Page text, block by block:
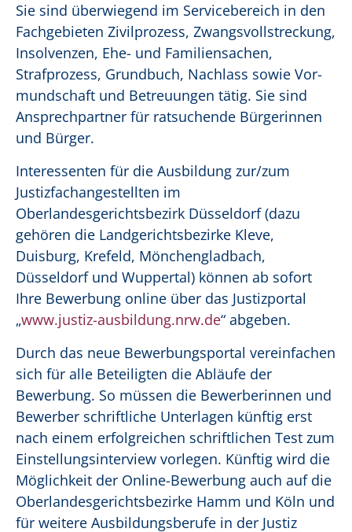
Sie sind überwiegend im Servicebereich in den
Fachgebieten Zivilprozess, Zwangsvollstreckung,
Insolvenzen, Ehe- und Familiensachen,
Strafprozess, Grundbuch, Nachlass sowie Vor­
mundschaft und Betreuungen tätig. Sie sind
Ansprechpartner für ratsu­chende Bürgerinnen
und Bürger.
Interessenten für die Ausbildung zur/zum
Justizfachangestellten im
Oberlandesgerichtsbezirk Düsseldorf (dazu
gehören die Landgerichts­bezirke Kleve,
Duisburg, Krefeld, Mönchengladbach,
Düsseldorf und Wuppertal) können ab sofort
Ihre Bewerbung online über das Justiz­portal
„www.justiz-ausbildung.nrw.de“ abgeben.
Durch das neue Bewerbungsportal vereinfachen
sich für alle Beteiligten die Abläufe der
Bewerbung. So müssen die Bewerberinnen und
Bewer­ber schriftliche Unterlagen künftig erst
nach einem erfolgreichen schrift­lichen Test zum
Einstellungsinterview vorlegen. Künftig wird die
Mög­lichkeit der Online-Bewerbung auch auf die
Oberlandesgerichtsbezirke Hamm und Köln und
für weitere Ausbildungsberufe in der Justiz